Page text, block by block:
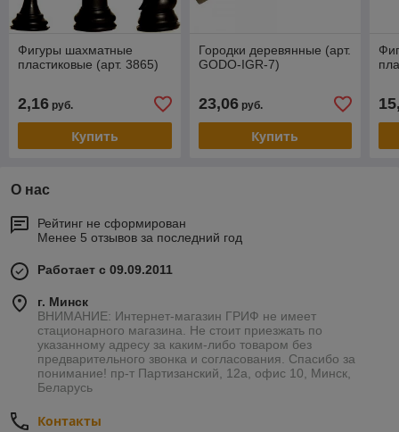
Фигуры шахматные
пластиковые (арт. 3865)
2,16 руб.
Купить
Городки деревянные (арт.
GODO-IGR-7)
23,06руб.
Купить
О нас
Рейтинг не сформирован
Менее 5 отзывов за последний год
Работает с 09.09.2011
г. Минск
ВНИМАНИЕ: Интернет-магазин ГРИФ не имеет
стационарного магазина. Не стоит приезжать по
указанному адресу за каким-либо товаром без
предварительного звонка и согласования. Спасибо за
понимание! пр-т Партизанский, 12а, офис 10, Минск,
Беларусь
Контакты